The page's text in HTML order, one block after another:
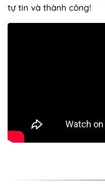
tự tin và thành công!